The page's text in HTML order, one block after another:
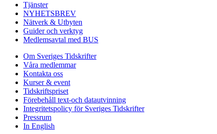
Tjänster
NYHETSBREV
Nätverk & Utbyten
Guider och verktyg
Medlemsavtal med BUS
Om Sveriges Tidskrifter
Våra medlemmar
Kontakta oss
Kurser & event
Tidskriftspriset
Förebehåll text-och datautvinning
Integritetspolicy för Sveriges Tidskrifter
Pressrum
In English